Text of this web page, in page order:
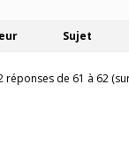
Sujet
réponses de 61 à 62